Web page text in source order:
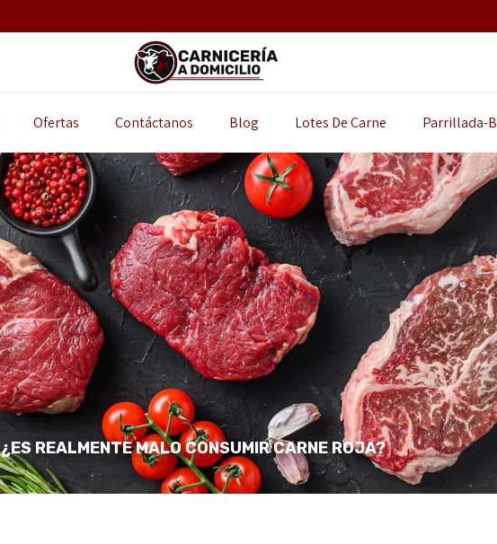
Ofertas Contáctanos Blog Lotes De Carne Parrillada-
¿ES REALMENTE MALO CONSUMIR CARNE ROJA?